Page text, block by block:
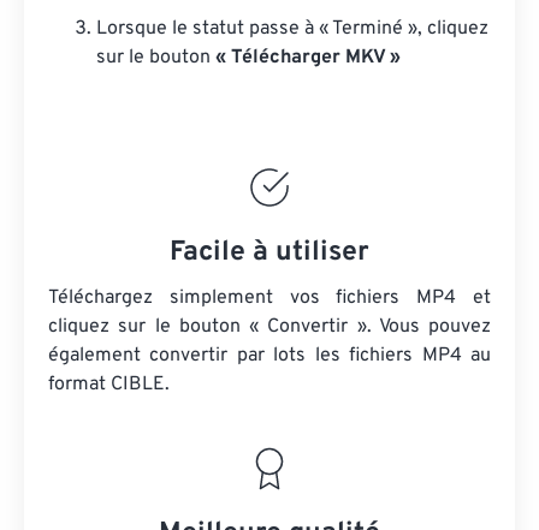
Lorsque le statut passe à « Terminé », cliquez
sur le bouton « Télécharger MKV »
Facile à utiliser
Téléchargez simplement vos fichiers MP4 et
cliquez sur le bouton « Convertir ». Vous pouvez
également convertir par lots les fichiers MP4au
format CIBLE.